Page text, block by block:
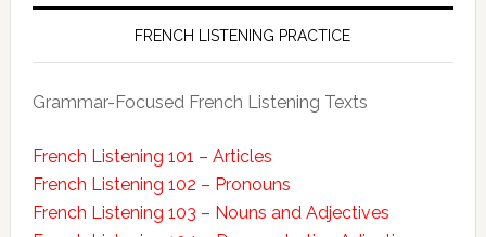
FRENCH LISTENING PRACTICE
Grammar-Focused French Listening Texts
French Listening 101 – Articles
French Listening 102 – Pronouns
French Listening 103 – Nouns and Adjectives